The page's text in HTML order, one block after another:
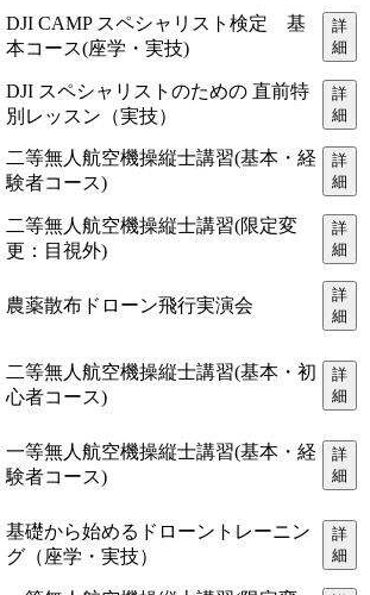
DJI CAMP スペシャリスト検定 基
本コース(座学・実技)
詳
細
DJI スペシャリストのための 直前特
別レッスン（実技）
詳
細
二等無人航空機操縦士講習(基本・経
験者コース)
詳
細
二等無人航空機操縦士講習(限定変
更：目視外)
詳
細
農薬散布ドローン飛行実演会
詳
細
二等無人航空機操縦士講習(基本・初
心者コース)
詳
細
一等無人航空機操縦士講習(基本・経
験者コース)
詳
細
基礎から始めるドローントレーニン
グ（座学・実技）
詳
細